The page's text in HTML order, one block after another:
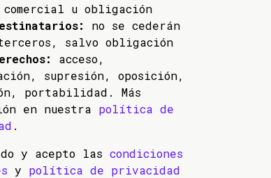
u obligación
no se cederán
salvo obligación
acceso,
supresión, oposición,
portabilidad. Más
en nuestra política de
.
y acepto las condiciones
y política de privacidad